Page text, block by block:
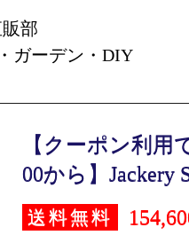
部
ガーデン・DIY
【クーポン利用
00から】Jackery
送料無料